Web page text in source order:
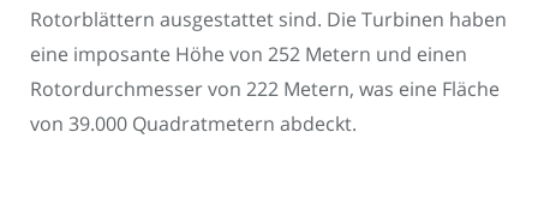
Rotorblättern ausgestattet sind. Die Turbinen haben
eine imposante Höhe von 252 Metern und einen
Rotordurchmesser von 222 Metern, was eine Fläche
von 39.000 Quadratmetern abdeckt.